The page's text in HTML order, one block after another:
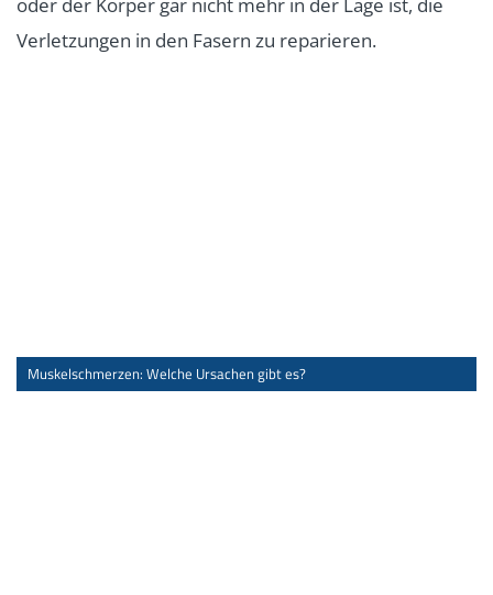
Verletzungen in den Fasern zu reparieren.
Muskelschmerzen: Welche Ursachen gibt es?